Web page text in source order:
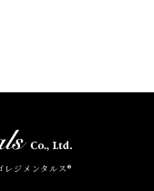
ジメンタルス®